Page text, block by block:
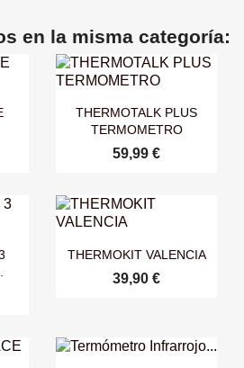
en la misma categoría:
 Vista rápida
THERMOTALK PLUS
TERMOMETRO
59,99 €
 Vista rápida
THERMOKIT VALENCIA
39,90 €